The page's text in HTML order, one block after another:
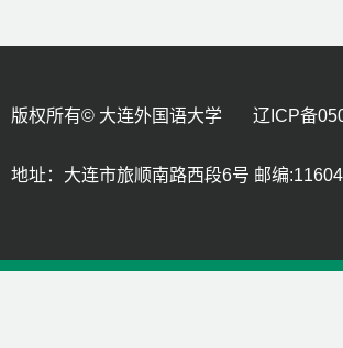
版权所有© 大连外国语大学 辽ICP备
地址：大连市旅顺南路西段6号 邮编